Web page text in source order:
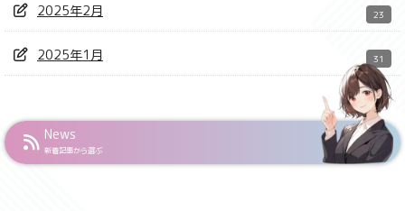
2025年2月 23
2025年1月 31
News
新着記事から選ぶ